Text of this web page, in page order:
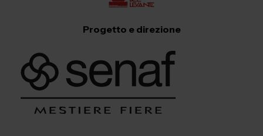
Progetto e direzione